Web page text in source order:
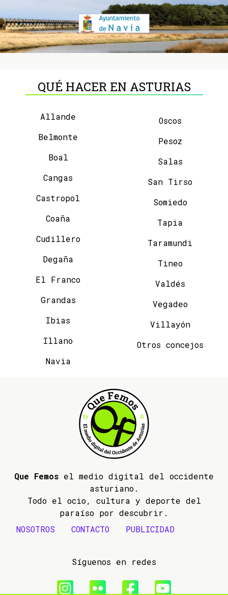
QUÉ HACER EN ASTURIAS
Allande
Belmonte
Boal
Cangas
Castropol
Coaña
Cudillero
Degaña
El Franco
Grandas
Ibias
Illano
Navia
Oscos
Pesoz
Salas
San Tirso
Somiedo
Tapia
Taramundi
Tineo
Valdés
Vegadeo
Villayón
Otros concejos
Que Femos el medio digital del occidente
asturiano.
Todo el ocio, cultura y deporte del
paraíso por descubrir.
NOSOTROS
CONTACTO PUBLICIDAD
Síguenos en redes